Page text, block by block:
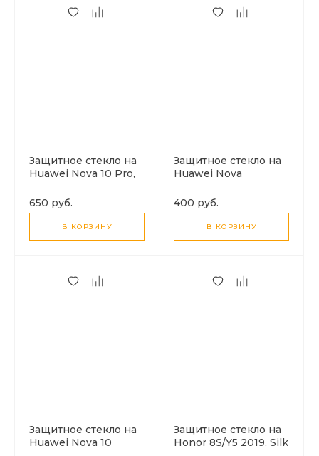
Защитное стекло на
Huawei Nova 10 Pro,
черный, X-CASE
650 руб.
В КОРЗИНУ
Защитное стекло на
Huawei Nova
черный, X-CASE
400 руб.
В КОРЗИНУ
Защитное стекло на
Huawei Nova 10
Защитное стекло на
Honor 8S/Y5 2019, Silk